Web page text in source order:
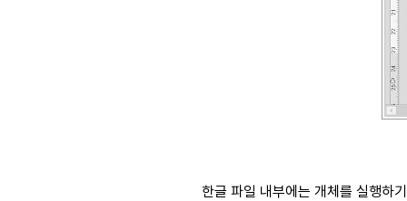
한글 파일 내부에는 개체를 실행하